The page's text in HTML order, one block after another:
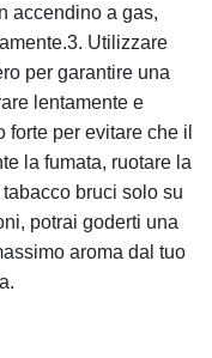
accendino a gas,
Utilizzare
per garantire una
lentamente e
per evitare che il
la fumata, ruotare la
bruci solo su
potrai goderti una
aroma dal tuo